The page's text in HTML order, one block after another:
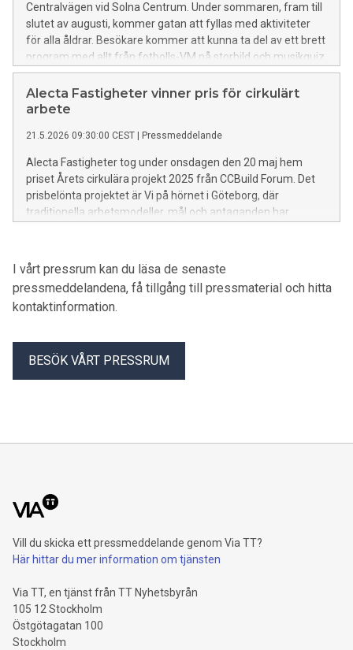
Centralvägen vid Solna Centrum. Under sommaren, fram till
slutet av augusti, kommer gatan att fyllas med aktiviteter
för alla åldrar. Besökare kommer att kunna ta del av ett brett
program med allt från fotbolls-VM på storbild och musikquiz
till prova-på-aktiviteter i olika idrotter, dejtingschack och en
musikalisk föreställning om Filmstaden i Råsunda. För mat
och dryck står Lillys och glasscaféet Skog som även finns
Alecta Fastigheter vinner pris för cirkulärt
arbete
21.5.2026 09:30:00 CEST Pressmeddelande
Alecta Fastigheter tog under onsdagen den 20 maj hem
priset Årets cirkulära projekt 2025 från CCBuild Forum. Det
prisbelönta projektet är Vi på hörnet i Göteborg, där
traditionella arbetsmodeller, mål och antaganden har
I vårt pressrum kan du läsa de senaste
pressmeddelandena, få tillgång till pressmaterial och hitta
kontaktinformation.
BESÖK VÅRT PRESSRUM
Vill du skicka ett pressmeddelande genom Via TT?
Här hittar du mer information om tjänsten
Via TT, en tjänst från TT Nyhetsbyrån
105 12 Stockholm
Östgötagatan 100
Stockholm